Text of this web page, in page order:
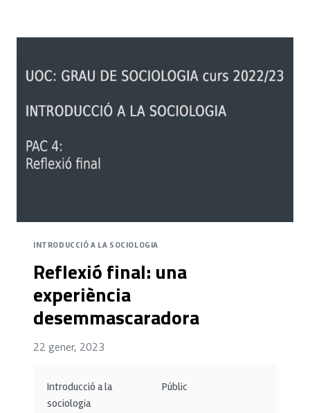
INTRODUCCIÓ A LA SOCIOLOGIA
Reflexió final: una
experiència
desemmascaradora
22 gener, 2023
Introducció a la
sociologia
Públic